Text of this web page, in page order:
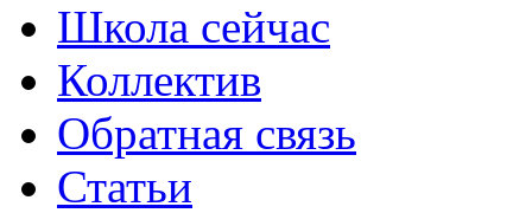
Школа сейчас
Коллектив
Обратная связь
Статьи